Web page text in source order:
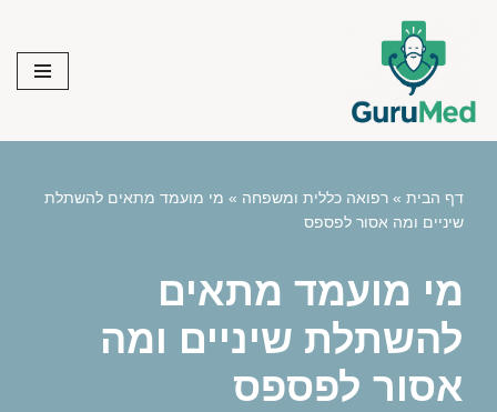
content
דף הבית » רפואה כללית ומשפחה » מי מועמד מתאים להשתלת
שיניים ומה אסור לפספס
מי מועמד מתאים
להשתלת שיניים ומה
אסור לפספס